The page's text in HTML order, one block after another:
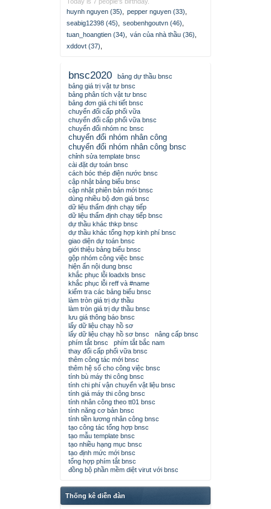
huynh nguyen (35)
pepper nguyen (33)
seabig12398 (45)
seobenhgoutvn (46)
tuan_hoangtien (34)
ván của nhà thầu (36)
xddovt (37)
bnsc2020
bảng dự thầu bnsc
bảng giá trị vật tư bnsc
bảng phân tích vật tư bnsc
bảng đơn giá chi tiết bnsc
chuyển đổi cấp phối vữa
chuyển đổi cấp phối vữa bnsc
chuyển đổi nhóm nc bnsc
chuyển đổi nhóm nhân công
chuyển đổi nhóm nhân công bnsc
chỉnh sửa template bnsc
cài đặt dự toán bnsc
cách bóc thép điện nước bnsc
cập nhật bảng biểu bnsc
cập nhật phiên bản mới bnsc
dùng nhiều bộ đơn giá bnsc
dữ liệu thẩm định chạy tiếp
dữ liệu thẩm định chạy tiếp bnsc
dự thầu khác thkp bnsc
dự thầu khác tổng hợp kinh phí bnsc
giao diện dự toán bnsc
giới thiệu bảng biểu bnsc
gộp nhóm công việc bnsc
hiện ẩn nội dung bnsc
khắc phục lỗi loadxls bnsc
khắc phục lỗi reff và #name
kiểm tra các bảng biểu bnsc
làm tròn giá trị dự thầu
làm tròn giá trị dự thầu bnsc
lưu giá thông báo bnsc
lấy dữ liệu chạy hồ sơ
lấy dữ liệu chạy hồ sơ bnsc
nâng cấp bnsc
phím tắt bnsc
phím tắt bắc nam
thay đổi cấp phối vữa bnsc
thêm công tác mới bnsc
thêm hệ số cho công việc bnsc
tính bù máy thi công bnsc
tính chi phí vận chuyển vật liệu bnsc
tính giá máy thi công bnsc
tính nhân công theo tt01 bnsc
tính năng cơ bản bnsc
tính tiền lương nhân công bnsc
tạo công tác tổng hợp bnsc
tạo mẫu template bnsc
tạo nhiều hạng mục bnsc
tạo định mức mới bnsc
tổng hợp phím tắt bnsc
đồng bộ phần mềm diệt virut với bnsc
Thống kê diễn đàn